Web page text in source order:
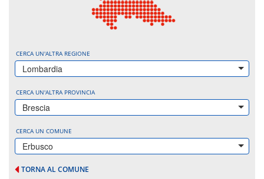
CERCA UN'ALTRA REGIONE
Lombardia
CERCA UN'ALTRA PROVINCIA
Brescia
CERCA UN COMUNE
Erbusco
TORNA AL COMUNE